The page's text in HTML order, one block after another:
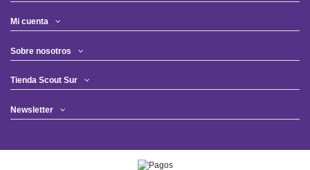
Mi cuenta
Sobre nosotros
Tienda Scout Sur
Newsletter